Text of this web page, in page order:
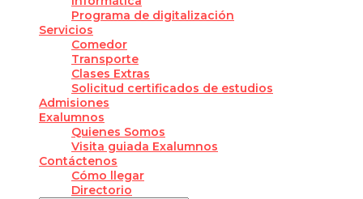
Programa de digitalización
Servicios
Comedor
Transporte
Clases Extras
Solicitud certificados de estudios
Admisiones
Exalumnos
Quienes Somos
Visita guiada Exalumnos
Contáctenos
Cómo llegar
Directorio